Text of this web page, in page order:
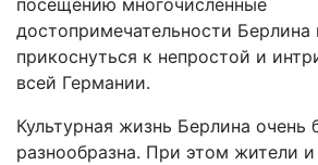
посещению многочисленные
достопримечательности Берлина
прикоснуться к непростой и
всей Германии.
Культурная жизнь Берлина очень
разнообразна. При этом жители и